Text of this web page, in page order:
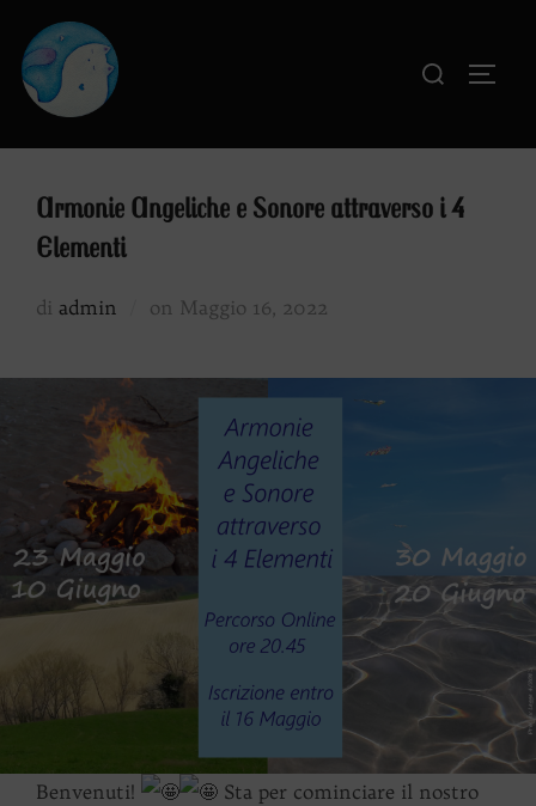
contenuto
Cerca
Armonie Angeliche e Sonore attraverso i 4
Elementi
di admin on Pubblicato
Maggio 16, 2022
Benvenuti!
Sta per cominciare il nostro